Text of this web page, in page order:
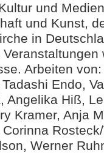
und
und Kunst,
in
Arbeiten
Endo,
Angelika Hiß,
Kramer, Anja
Werner